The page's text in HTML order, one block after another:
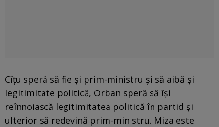
Cîțu speră să fie și prim-ministru și să aibă și
legitimitate politică, Orban speră să își
reînnoiască legitimitatea politică în partid și
ulterior să redevină prim-ministru. Miza este